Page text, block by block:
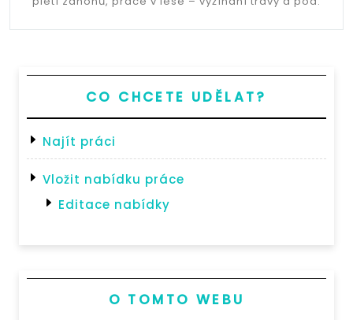
CO CHCETE UDĚLAT?
Najít práci
Vložit nabídku práce
Editace nabídky
O TOMTO WEBU